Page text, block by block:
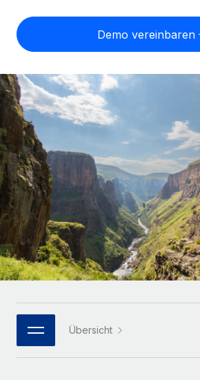
Contractor of Record
Rechtssichere, weltweite Arbeit mit
Globales Onboarding und Verwalten
Freelancer:innen
PEO
Auslagern von komplexen HR-
INFRASTRUKTUR
Remote Embedded
Nahtlose Integration der HR in
Plattform
Integrierte HR-Kernfunktionen für
MCP
Integrationen
Einfache Einstellung in allen US-
WACHSTUMSPHASE
Agile HR- und Payroll-Lösungen für
Unternehmen
Mittelstand
Maßgeschneiderte HR-Lösungen,
vergrößern
Enterprise
Globale HR für Konzerne und
PARTNER WERDEN
Flexible Einbettung von Global-HR-
Personalkostenrechner
Gesamtbeschäftigungskosten
Honorarzahlungen berechnen
Informationen zu möglichen
Abwicklungsfristen für globale
LERNEN MIT REMOTE
Forschung und Leitfäden
Fallstudien
HR-Glossar
Bibliothek für
Webinare
Nederlands
Français
Deutsch
Español
Italiano
Português (Portugal)
한국어
Demo vereinbaren
Übersicht